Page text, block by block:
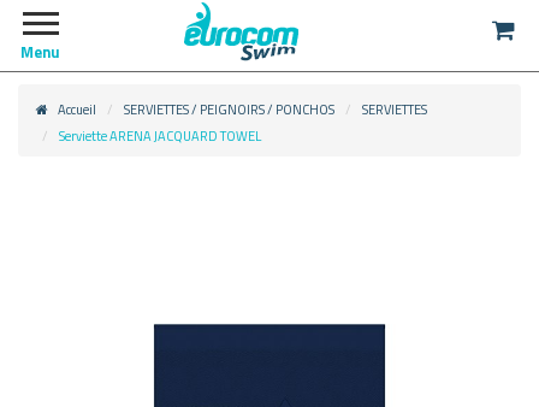
Menu
Accueil SERVIETTES / PEIGNOIRS / PONCHOS
SERVIETTES
Serviette ARENA JACQUARD TOWEL